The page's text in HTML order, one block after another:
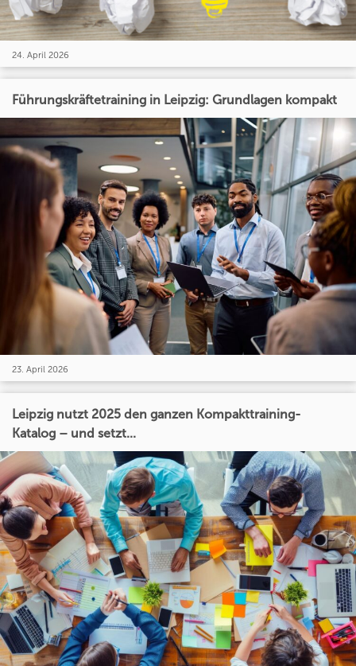
24. April 2026
Führungskräftetraining in Leipzig: Grundlagen kompakt
23. April 2026
Leipzig nutzt 2025 den ganzen Kompakttraining-
Katalog – und setzt...